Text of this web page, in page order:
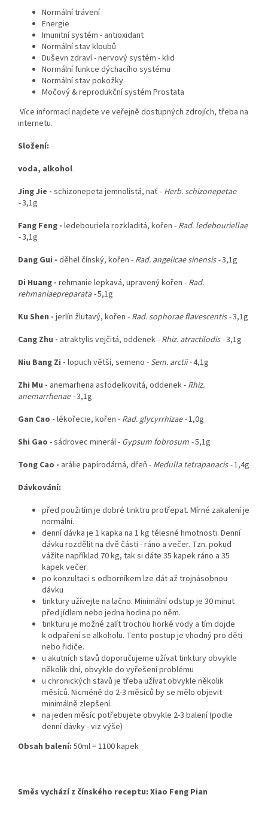
Normální trávení
Energie
Imunitní systém - antioxidant
Normální stav kloubů
Duševn zdraví - nervový systém - klid
Normální funkce dýchacího systému
Normální stav pokožky
Močový & reprodukční systém Prostata
Více informací najdete ve veřejně dostupných zdrojích, třeba na
internetu.
Složení:
voda, alkohol
Jing Jie - schizonepeta jemnolistá, nať - Herb. schizonepetae
-3,1g
Fang Feng - ledebouriela rozkladitá, kořen - Rad. ledebouriellae
-3,1g
Dang Gui - děhel čínský, kořen - Rad. angelicae sinensis -3,1g
Di Huang - rehmanie lepkavá, upravený kořen - Rad.
rehmaniaepreparata -5,1g
Ku Shen - jerlín žlutavý, kořen - Rad. sophorae flavescentis -3,1g
Cang Zhu - atraktylis vejčitá, oddenek - Rhiz. atractilodis -3,1g
Niu Bang Zi - lopuch větší, semeno - Sem. arctii -4,1g
Zhi Mu - anemarhena asfodelkovitá, oddenek - Rhiz.
anemarrhenae -3,1g
Gan Cao - lékořecie, kořen - Rad. glycyrrhizae -1,0g
Shi Gao - sádrovec minerál - Gypsum fobrosum -5,1g
Tong Cao - arálie papírodárná, dřeň - Medulla tetrapanacis -1,4g
Dávkování:
před použitím je dobré tinktru protřepat. Mírné zakalení je
normální.
denní dávka je 1 kapka na 1 kg tělesné hmotnosti. Denní
dávku rozdělit na dvě části - ráno a večer. Tzn. pokud
vážíte například 70 kg, tak si dáte 35 kapek ráno a 35
kapek večer.
po konzultaci s odborníkem lze dát až trojnásobnou
dávku
tinktury užívejte na lačno. Minimální odstup je 30 minut
před jídlem nebo jedna hodina po něm.
tinkturu je možné zalít trochou horké vody a tím dojde
k odpaření se alkoholu. Tento postup je vhodný pro děti
nebo řidiče.
u akutních stavů doporučujeme užívat tinktury obvykle
několik dní, obvykle do vyřešení problému
u chronických stavů je třeba užívat obvykle několik
měsíců. Nicméně do 2-3 měsíců by se mělo objevit
minimálně zlepšení.
na jeden měsíc potřebujete obvykle 2-3 balení (podle
denní dávky - viz výše)
Obsah balení: 50ml = 1100 kapek
Směs vychází z čínského receptu: Xiao Feng Pian